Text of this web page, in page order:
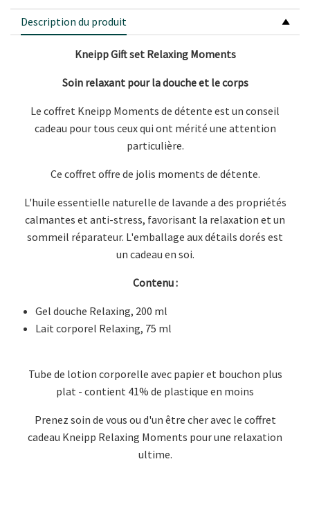
Description du produit
Kneipp Gift set Relaxing Moments
Soin relaxant pour la douche et le corps
Le coffret Kneipp Moments de détente est un conseil
cadeau pour tous ceux qui ont mérité une attention
particulière.
Ce coffret offre de jolis moments de détente.
L'huile essentielle naturelle de lavande a des propriétés
calmantes et anti-stress, favorisant la relaxation et un
sommeil réparateur. L'emballage aux détails dorés est
un cadeau en soi.
Contenu :
Gel douche Relaxing, 200 ml
Lait corporel Relaxing, 75 ml
Tube de lotion corporelle avec papier et bouchon plus
plat - contient 41% de plastique en moins
Prenez soin de vous ou d'un être cher avec le coffret
cadeau Kneipp Relaxing Moments pour une relaxation
ultime.